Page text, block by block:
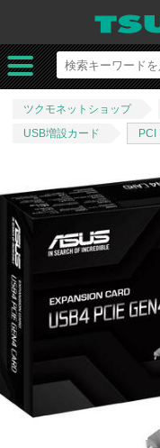
ツクモネットショップ
USB増設カード
PCI